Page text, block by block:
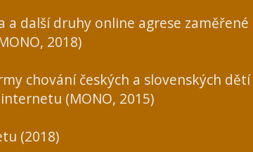
a další druhy online agrese zaměřené
2018)
chování českých a slovenských dětí
(MONO, 2015)
(2018)